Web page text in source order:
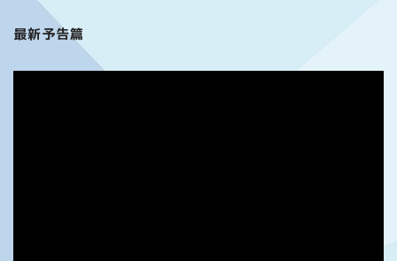
最新予告篇